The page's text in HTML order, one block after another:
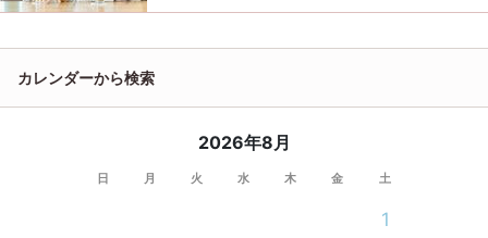
カレンダーから検索
2026年8月
日 月 火 水 木 金 土
1